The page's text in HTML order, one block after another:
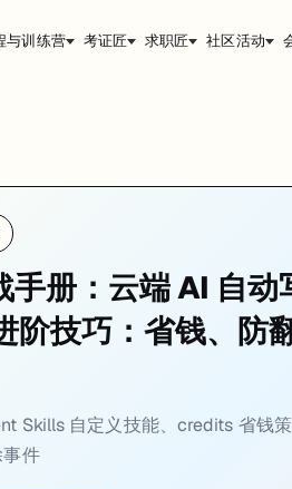
与训练营 考证匠 求职匠 社区活动
册：云端 AI 自动
技巧：省钱、防
Skills 自定义技能、credits 省钱
件